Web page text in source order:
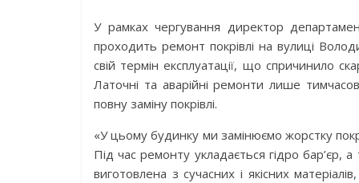
У рамках чергування директор
проходить ремонт покрівлі на вулиці
свій термін експлуатації, що спричинило
Латочні та аварійні ремонти лише
повну заміну покрівлі.
«У цьому будинку ми замінюємо жорстку
Під час ремонту укладається гідро бар’єр,
виготовлена з сучасних і якісних